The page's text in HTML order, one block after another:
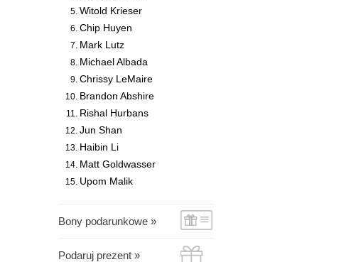
Witold Krieser
Chip Huyen
Mark Lutz
Michael Albada
Chrissy LeMaire
Brandon Abshire
Rishal Hurbans
Jun Shan
Haibin Li
Matt Goldwasser
Upom Malik
Bony podarunkowe »
Podaruj prezent »